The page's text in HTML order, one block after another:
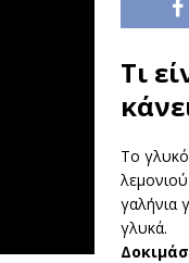
Τι
Το
γαλήνια
γλυκά.